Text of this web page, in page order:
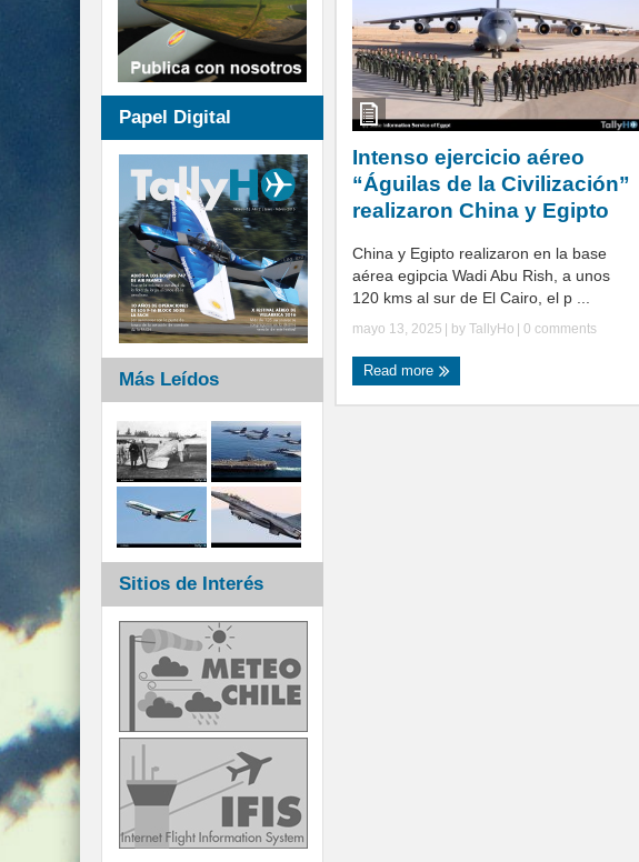
Intenso ejercicio aéreo
“Águilas de la Civilización”
realizaron China y Egipto
China y Egipto realizaron en la base
aérea egipcia Wadi Abu Rish, a unos
120 kms al sur de El Cairo, el p ...
mayo 13, 2025 | by TallyHo 0 comments
Read more
Papel Digital
Más Leídos
Sitios de Interés